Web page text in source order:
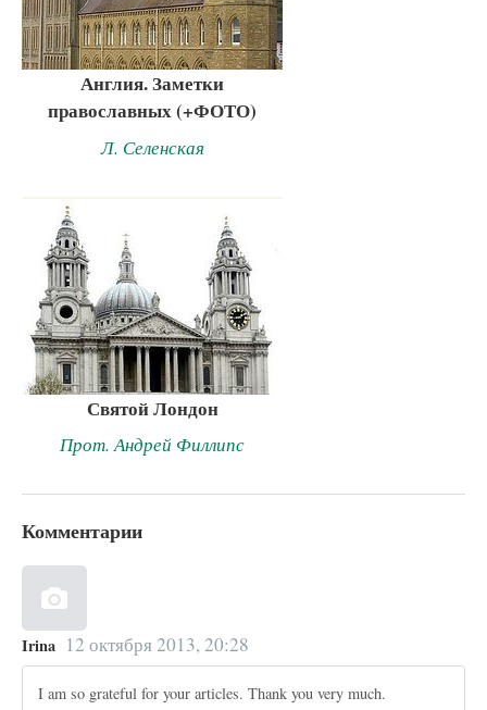
Англия. Заметки
православных (+ФОТО)
Л. Селенская
Святой Лондон
Прот. Андрей Филлипс
Комментарии
Irina 12 октября 2013, 20:28
I am so grateful for your articles. Thank you very much.